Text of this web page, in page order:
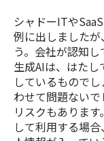
シャドーITや
例に出しました
う。会社が認知
生成AIは、はた
しているもので
わせて問題ない
リスクもありま
して利用する場